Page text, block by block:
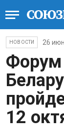
НОВОСТИ 26
Форум
12